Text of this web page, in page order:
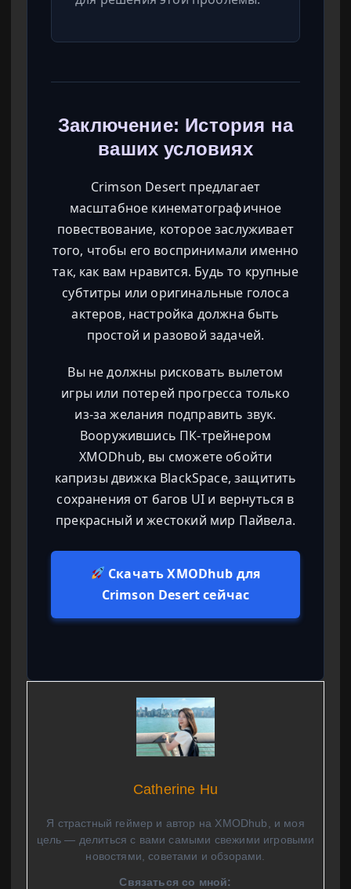
Заключение: История на
ваших условиях
Crimson Desert предлагает
масштабное кинематографичное
повествование, которое заслуживает
того, чтобы его воспринимали именно
так, как вам нравится. Будь то крупные
субтитры или оригинальные голоса
актеров, настройка должна быть
простой и разовой задачей.
Вы не должны рисковать вылетом
игры или потерей прогресса только
из-за желания подправить звук.
Вооружившись ПК-трейнером
XMODhub, вы сможете обойти
капризы движка BlackSpace, защитить
сохранения от багов UI и вернуться в
прекрасный и жестокий мир Пайвела.
Скачать XMODhub для
Crimson Desert сейчас
Catherine Hu
Я страстный геймер и автор на XMODhub, и моя
цель — делиться с вами самыми свежими игровыми
новостями, советами и обзорами.
Связаться со мной: